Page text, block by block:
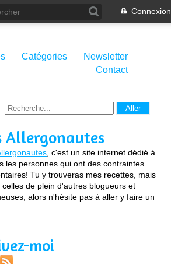
Connexion
Catégories
Newsletter
Contact
Allergonautes
, c'est un site internet dédié à
les personnes qui ont des contraintes
Tu y trouveras mes recettes, mais
celles de plein d'autres blogueurs et
alors n'hésite pas à aller y faire un
moi